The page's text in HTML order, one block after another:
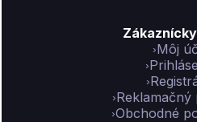
Môj
Reklamačný
Obchodné